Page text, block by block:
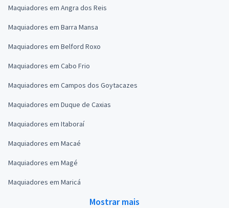
Maquiadores em Angra dos Reis
Maquiadores em Barra Mansa
Maquiadores em Belford Roxo
Maquiadores em Cabo Frio
Maquiadores em Campos dos Goytacazes
Maquiadores em Duque de Caxias
Maquiadores em Itaboraí
Maquiadores em Macaé
Maquiadores em Magé
Maquiadores em Maricá
Mostrar mais